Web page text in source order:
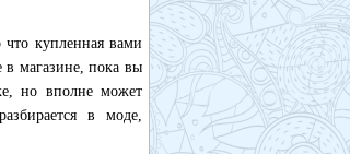
купленная вами
в магазине, пока вы
но вполне может
в моде,